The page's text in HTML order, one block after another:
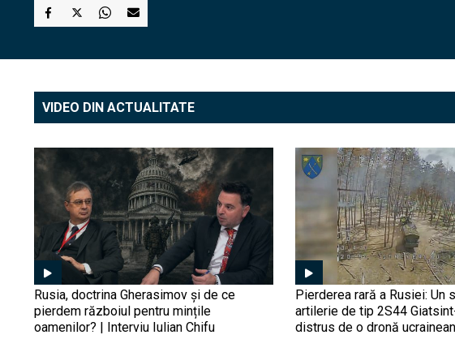
VIDEO DIN ACTUALITATE
Rusia, doctrina Gherasimov și de ce
pierdem războiul pentru mințile
oamenilor? | Interviu Iulian Chifu
Pierderea rară a Rusiei: Un
artilerie de tip 2S44
distrus de o dronă